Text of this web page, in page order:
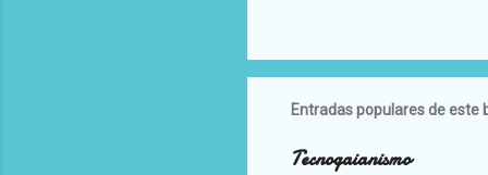
Entradas populares de este
Tecnogaianismo